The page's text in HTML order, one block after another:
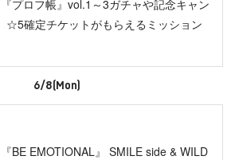
『プロフ帳』vol.1～3ガチャや記念キャン
☆5確定チケットがもらえるミッション
6/8(Mon)
『BE EMOTIONAL』 SMILE side & WILD